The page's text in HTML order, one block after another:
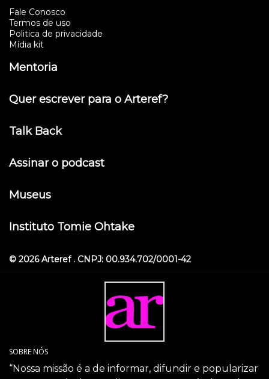
Fale Conosco
Termos de uso
Politica de privacidade
Mídia kit
Mentoria
Quer escrever para o Arteref?
Talk Back
Assinar o podcast
Museus
Instituto Tomie Ohtake
© 2026 Arteref . CNPJ: 00.934.702/0001-42
SOBRE NÓS
“Nossa missão é a de informar, difundir e popularizar